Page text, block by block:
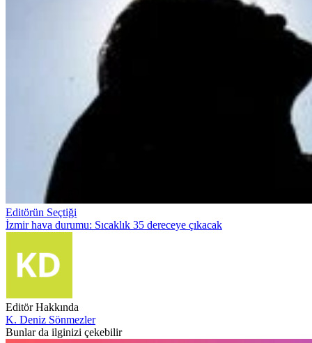
Editörün Seçtiği
İzmir hava durumu: Sıcaklık 35 dereceye çıkacak
Editör Hakkında
K. Deniz Sönmezler
Bunlar da ilginizi çekebilir